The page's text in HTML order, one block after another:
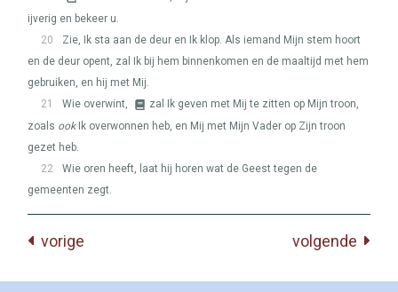
ijverig en bekeer u.
20
Zie, Ik sta aan de deur en Ik klop. Als iemand Mijn stem hoort
en de deur opent, zal Ik bij hem binnenkomen en de maaltijd met hem
gebruiken, en hij met Mij.
21
Wie overwint,
zal Ik geven met Mij te zitten op Mijn troon,
zoals ookIk overwonnen heb, en Mij met Mijn Vader op Zijn troon
gezet heb.
22
Wie oren heeft, laat hij horen wat de Geest tegen de
gemeenten zegt.
vorige volgende